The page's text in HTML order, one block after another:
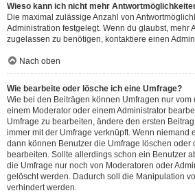
Wieso kann ich nicht mehr
Die maximal zulässige Anzahl von
Administration festgelegt. Wenn du glaubst, mehr
zugelassen zu benötigen, kontaktiere einen
Nach oben
Wie bearbeite oder lösche ich eine Umfrage?
Wie bei den Beiträgen können Umfragen nur vom
einem Moderator oder einem Administrator
Umfrage zu bearbeiten, ändere den ersten
immer mit der Umfrage verknüpft. Wenn niemand
dann können Benutzer die Umfrage löschen oder
bearbeiten. Sollte allerdings schon ein Benutzer
die Umfrage nur noch von Moderatoren oder
gelöscht werden. Dadurch soll die Manipulation
verhindert werden.